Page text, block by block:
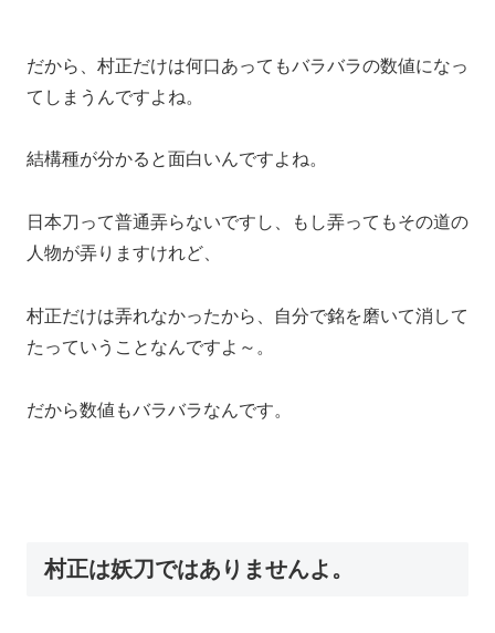
だから、村正だけは何口あってもバラバラの数値になっ
てしまうんですよね。
結構種が分かると面白いんですよね。
日本刀って普通弄らないですし、もし弄ってもその道の
人物が弄りますけれど、
村正だけは弄れなかったから、自分で銘を磨いて消して
たっていうことなんですよ～。
だから数値もバラバラなんです。
村正は妖刀ではありませんよ。